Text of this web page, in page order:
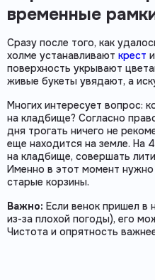
временные
Сразу после того, как
холме устанавливают крест
поверхность укрывают
живые букеты увядают, а
Многих интересует вопрос:
на кладбище? Согласно
дня трогать ничего не
еще находится на земле. На
на кладбище, совершать
Именно в этот момент
старые корзины.
Важно: Если венок пришел в
из-за плохой погоды), его
Чистота и опрятность